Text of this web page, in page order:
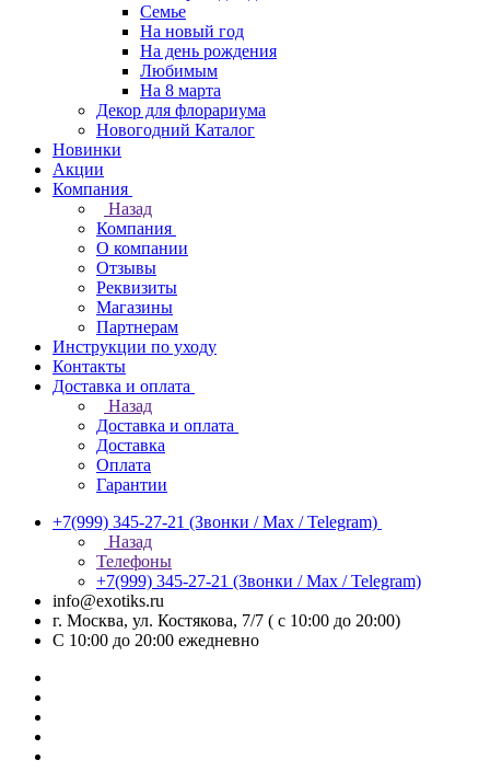
Семье
На новый год
На день рождения
Любимым
На 8 марта
Декор для флорариума
Новогодний Каталог
Новинки
Акции
Компания
Назад
Компания
О компании
Отзывы
Реквизиты
Магазины
Партнерам
Инструкции по уходу
Контакты
Доставка и оплата
Назад
Доставка и оплата
Доставка
Оплата
Гарантии
+7(999) 345-27-21 (Звонки / Max / Telegram)
Назад
Телефоны
+7(999) 345-27-21 (Звонки / Max / Telegram)
info@exotiks.ru
г. Москва, ул. Костякова, 7/7 ( с 10:00 до 20:00)
С 10:00 до 20:00 ежедневно